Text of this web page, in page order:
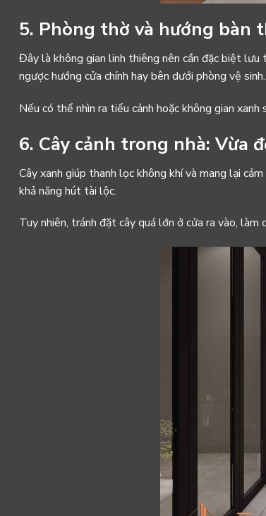
5. Phòng thờ và hướng bàn
Đây là không gian linh thiêng nên cần đặc biệt
ngược hướng cửa chính hay bên dưới phòng vệ sinh.
Nếu có thể nhìn ra tiểu cảnh hoặc không gian
6. Cây cảnh trong nhà: Vừa
Cây xanh giúp thanh lọc không khí và mang lại
khả năng hút tài lộc.
Tuy nhiên, tránh đặt cây quá lớn ở cửa ra vào,